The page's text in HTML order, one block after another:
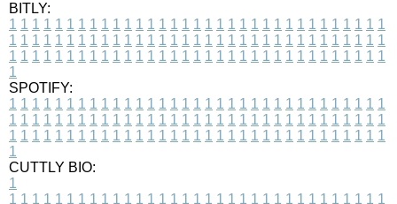
BITLY:
1 1 1 1 1 1 1 1 1 1 1 1 1 1 1 1 1 1 1 1 1 1 1 1 1 1 1 1 1 1 1 1 1
1 1 1 1 1 1 1 1 1 1 1 1 1 1 1 1 1 1 1 1 1 1 1 1 1 1 1 1 1 1 1 1 1
1 1 1 1 1 1 1 1 1 1 1 1 1 1 1 1 1 1 1 1 1 1 1 1 1 1 1 1 1 1 1 1 1
1
SPOTIFY:
1 1 1 1 1 1 1 1 1 1 1 1 1 1 1 1 1 1 1 1 1 1 1 1 1 1 1 1 1 1 1 1 1
1 1 1 1 1 1 1 1 1 1 1 1 1 1 1 1 1 1 1 1 1 1 1 1 1 1 1 1 1 1 1 1 1
1 1 1 1 1 1 1 1 1 1 1 1 1 1 1 1 1 1 1 1 1 1 1 1 1 1 1 1 1 1 1 1 1
1
CUTTLY BIO:
1
1 1 1 1 1 1 1 1 1 1 1 1 1 1 1 1 1 1 1 1 1 1 1 1 1 1 1 1 1 1 1 1 1